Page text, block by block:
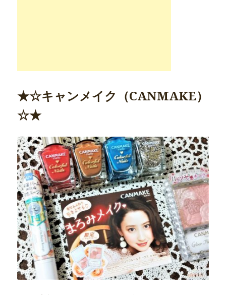
★☆キャンメイク（CANMAKE）
☆★